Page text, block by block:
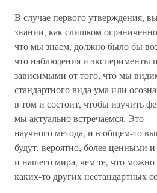
В случае первого утверждения,
знании, как слишком
что мы знаем, должно было бы
что наблюдения и эксперименты
зависимыми от того, что мы
стандартного вида ума или
в том и состоит, чтобы изучить
мы актуально встречаемся. Это —
научного метода, и в общем-то
будут, вероятно, более ценными
и нашего мира, чем те, что
каких-то других нестандартных